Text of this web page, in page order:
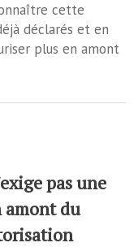
cette
déclarés et en
plus en amont
pas une
du